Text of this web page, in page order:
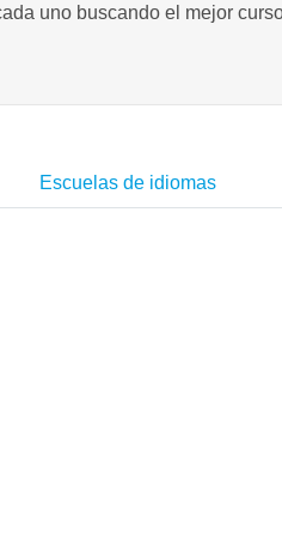
uno buscando el mejor
Escuelas de idiomas